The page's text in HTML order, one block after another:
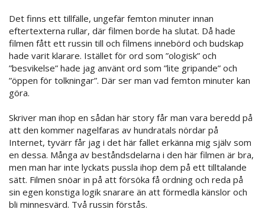
Det finns ett tillfälle, ungefär femton minuter innan
eftertexterna rullar, där filmen borde ha slutat. Då hade
filmen fått ett russin till och filmens innebörd och budskap
hade varit klarare. Istället för ord som ”ologisk” och
”besvikelse” hade jag använt ord som ”lite gripande” och
”öppen för tolkningar”. Där ser man vad femton minuter kan
göra.
Skriver man ihop en sådan här story får man vara beredd på
att den kommer nagelfaras av hundratals nördar på
Internet, tyvärr får jag i det här fallet erkänna mig själv som
en dessa. Många av beståndsdelarna i den här filmen är bra,
men man har inte lyckats pussla ihop dem på ett tilltalande
sätt. Filmen snöar in på att försöka få ordning och reda på
sin egen konstiga logik snarare än att förmedla känslor och
bli minnesvärd. Två russin förstås.